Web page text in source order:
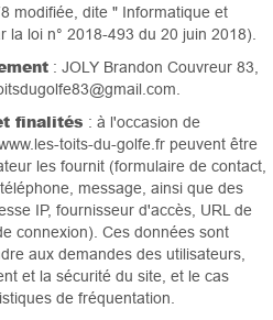
modifiée, dite " Informatique et
la loi n° 2018-493 du 20 juin 2018).
: JOLY Brandon Couvreur 83,
finalités : à l'occasion de
toits-du-golfe.fr peuvent être
les fournit (formulaire de contact,
message, ainsi que des
IP, fournisseur d'accès, URL de
connexion). Ces données sont
aux demandes des utilisateurs,
et la sécurité du site, et le cas
de fréquentation.